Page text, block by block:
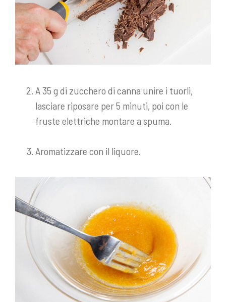
A 35 g di zucchero di canna unire i tuorli,
lasciare riposare per 5 minuti, poi con le
fruste elettriche montare a spuma.
Aromatizzare con il liquore.